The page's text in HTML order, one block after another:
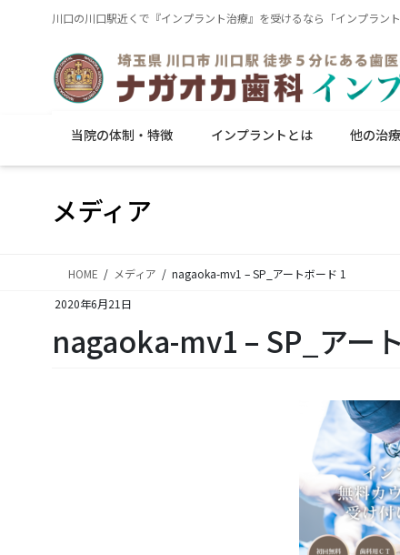
動
に
川口の川口駅近くで『インプラント治療』を受けるなら「インプラン
当院の体制・特徴 インプラントとは 他の治
メディア
HOME メディア
nagaoka-mv1 – SP_アートボード 1
2020年6月21日
nagaoka-mv1 – SP_アー